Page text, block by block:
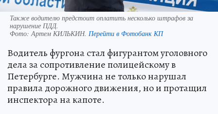
Также водителю предстоит оплатить несколько штрафов за
нарушение ПДД.
Фото:Артем КИЛЬКИН. Перейти в Фотобанк КП
Водитель фургона стал фигурантом уголовного
дела за сопротивление полицейскому в
Петербурге. Мужчина не только нарушал
правила дорожного движения, но и протащил
инспектора на капоте.